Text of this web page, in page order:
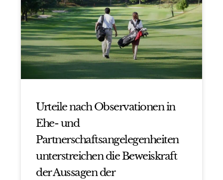
Urteile nach Observationen in
Ehe- und
Partnerschaftsangelegenheiten
unterstreichen die Beweiskraft
der Aussagen der